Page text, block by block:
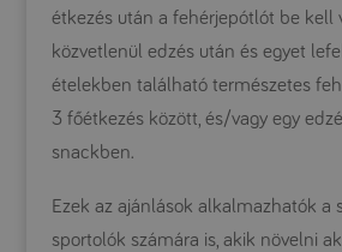
étkezés után a fehérjepótlót be kell
közvetlenül edzés után és egyet
ételekben található természetes
3 főétkezés között, és/vagy egy
snackben.
Ezek az ajánlások alkalmazhatók a
sportolók számára is, akik növelni